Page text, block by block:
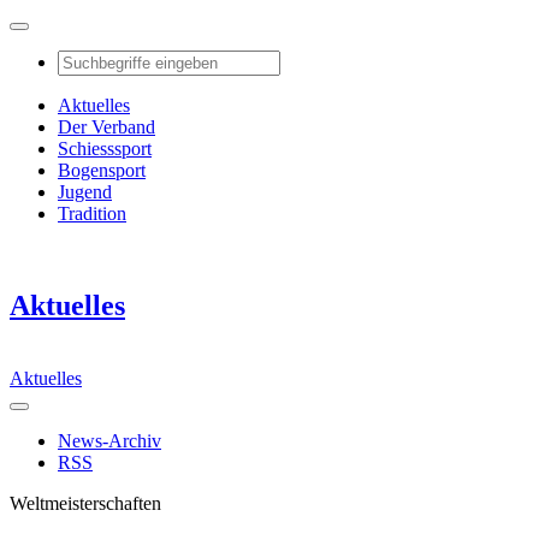
Aktuelles
Der Verband
Schiesssport
Bogensport
Jugend
Tradition
Aktuelles
Aktuelles
News-Archiv
RSS
Weltmeisterschaften